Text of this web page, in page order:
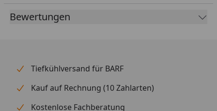
deinen Liebling sicher, bequem und stilvoll auf jeder
Reise. Entwickelt mit dem Gedanken, unvergessliche
Flexibilität.
Ob ein Besuch beim Tierarzt, ein Wochenendtrip ins
Bewertungen
Tiefkühlversand für BARF
Kauf auf Rechnung (10 Zahlarten)
Kostenlose Fachberatung